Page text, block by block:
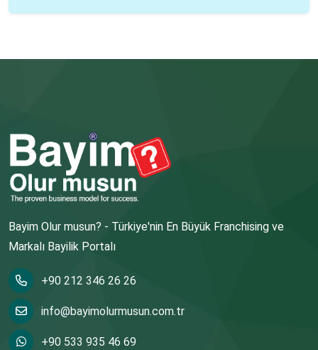
Bayim Olur musun? - Türkiye'nin En Büyük Franchising ve
Markalı Bayilik Portalı
+90 212 346 26 26
info@bayimolurmusun.com.tr
+90 533 935 46 69